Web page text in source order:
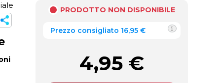
PRODOTTO NON DISPONIBILE
Prezzo consigliato 16,95 €
4,95 €